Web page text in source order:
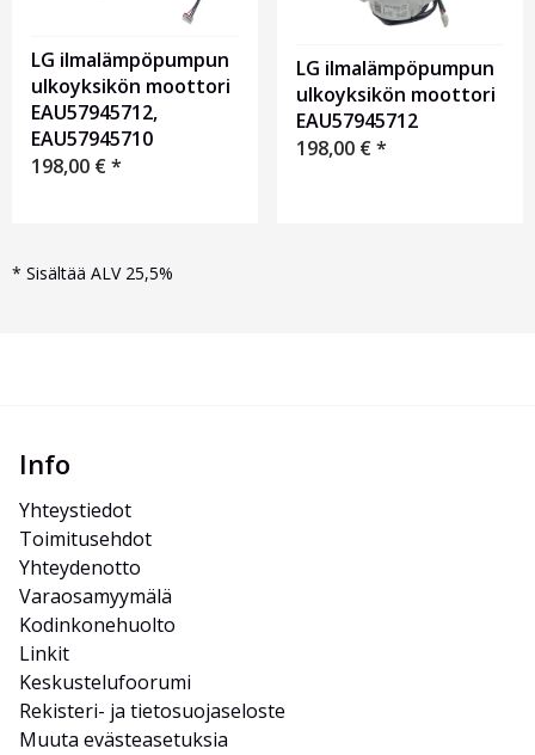
LG ilmalämpöpumpun
ulkoyksikön moottori
EAU57945712,
EAU57945710
198,00 €*
LG ilmalämpöpumpun
ulkoyksikön moottori
EAU57945712
198,00 €*
* Sisältää ALV 25,5%
Info
Yhteystiedot
Toimitusehdot
Yhteydenotto
Varaosamyymälä
Kodinkonehuolto
Linkit
Keskustelufoorumi
Rekisteri- ja tietosuojaseloste
Muuta evästeasetuksia